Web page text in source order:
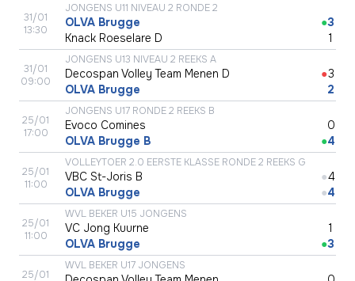
31/01
13:30
JONGENS U11 NIVEAU 2 RONDE 2
OLVA Brugge
Knack Roeselare D
●3
1
31/01
09:00
JONGENS U13 NIVEAU 2 REEKS A
Decospan Volley Team Menen D
OLVA Brugge
●3
2
25/01
17:00
JONGENS U17 RONDE 2 REEKS B
Evoco Comines
OLVA Brugge B
●
0
4
25/01
11:00
VOLLEYTOER 2.0 EERSTE KLASSE RONDE 2 REEKS G
VBC St-Joris B
OLVA Brugge
●
●
4
4
25/01
11:00
WVL BEKER U15 JONGENS
VC Jong Kuurne
OLVA Brugge
●
1
3
25/01
WVL BEKER U17 JONGENS